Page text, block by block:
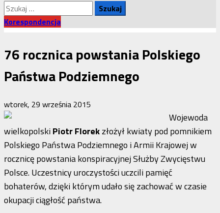
Szukaj:
Korespondencja
76 rocznica powstania Polskiego
Państwa Podziemnego
wtorek, 29 września 2015
Wojewoda
wielkopolskiPiotr Florekzłożył kwiaty pod pomnikiem
Polskiego Państwa Podziemnego i Armii Krajowej w
rocznicę powstania konspiracyjnej Służby Zwycięstwu
Polsce. Uczestnicy uroczystości uczcili pamięć
bohaterów, dzięki którym udało się zachować w czasie
okupacji ciągłość państwa.